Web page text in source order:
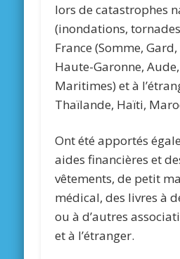
lors de catastrophes
(inondations,
France (Somme,
Haute-Garonne,
Maritimes) et à
Thaïlande, Haïti,
Ont été apportés
aides financières et
vêtements, de petit
médical, des livres à
ou à d’autres
et à l’étranger.